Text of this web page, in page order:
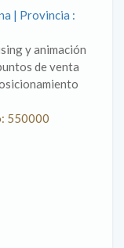
| Provincia :
y animación
de venta
550000